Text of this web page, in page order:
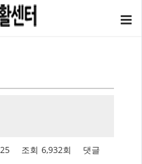
조회 6,932회
댓글